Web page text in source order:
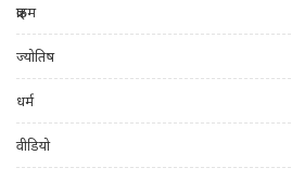
क्राइम
ज्योतिष
धर्म
वीडियो